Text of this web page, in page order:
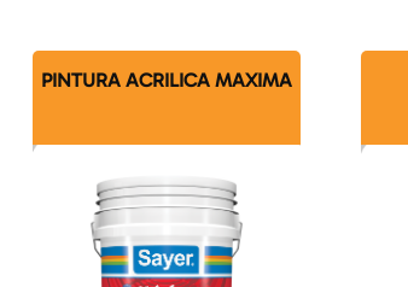
PINTURA ACRILICA MAXIMA